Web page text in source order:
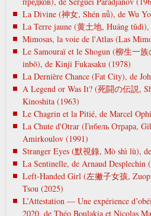
La Divine (神女, Shén nǚ), de Wu
La Terre jaune (黄土地, Huáng tǔdì),
Mimosas, la voie de l'Atlas (Las
Le Samouraï et le Shogun (柳生一
inbō), de Kinji Fukasaku (1978)
La Dernière Chance (Fat City), de
A Legend or Was It? (死闘の伝説,
Kinoshita (1963)
Le Chagrin et la Pitié, de Marcel
La Chute d'Otrar (Гибель Отрара,
Amirkoulov (1991)
Stranger Eyes (默視錄, Mò shì lù),
La Sentinelle, de Arnaud Desplechin
Left-Handed Girl (左撇子女孩,
Tsou (2025)
L’Attestation — Une expérience
2020, de Théo Boulakia et Nicolas